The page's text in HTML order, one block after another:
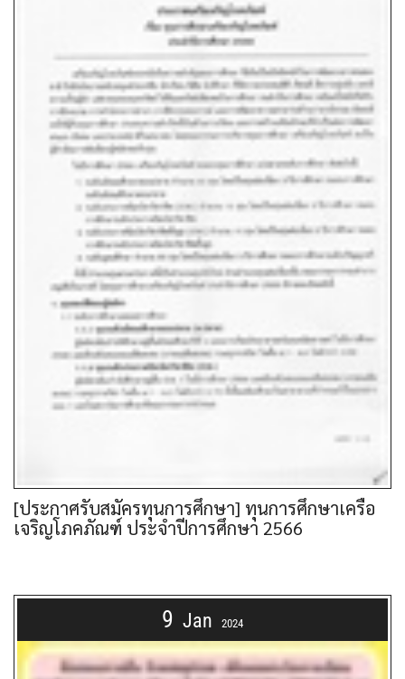
[ประกาศรับสมัครทุนการศึกษา] ทุนการศึกษาเครือ
เจริญโภคภัณฑ์ ประจำปีการศึกษา 2566
9 Jan 2024